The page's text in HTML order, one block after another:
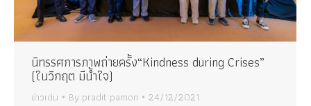
นิทรรศการภาพถ่ายครั้ง“Kindness during Crises”
(ในวิกฤต มีน้ำใจ)
ข่าวเด่น By pradit pamon 24/12/2021